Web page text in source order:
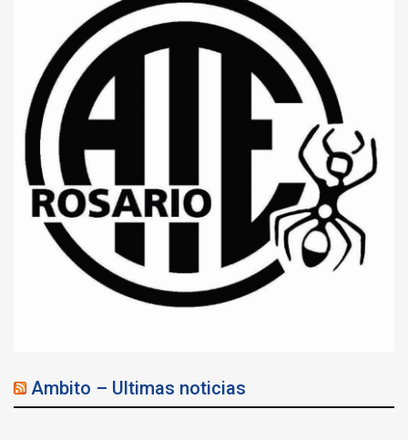
Ambito – Ultimas noticias